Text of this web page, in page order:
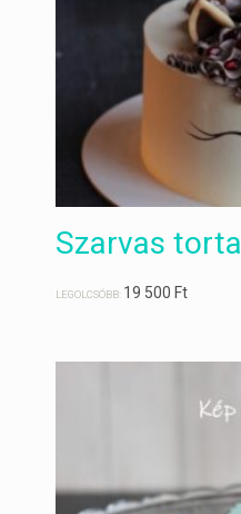
Szarvas torta
LEGOLCSÓBB: 19 500Ft